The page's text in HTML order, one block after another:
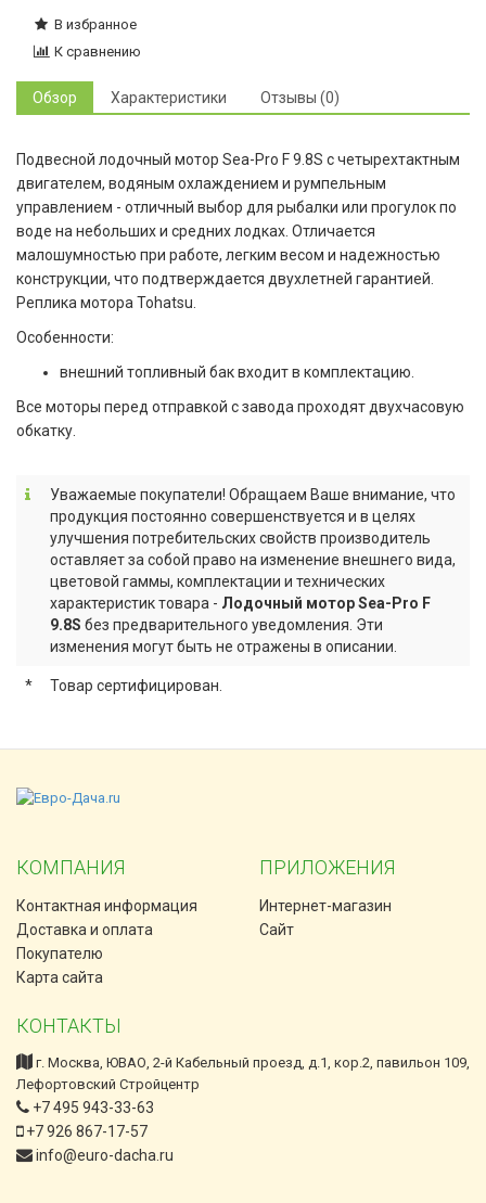
В избранное
К сравнению
Обзор Характеристики Отзывы (0)
Подвесной лодочный мотор Sea-Pro F 9.8S с четырехтактным
двигателем, водяным охлаждением и румпельным
управлением - отличный выбор для рыбалки или прогулок по
воде на небольших и средних лодках. Отличается
малошумностью при работе, легким весом и надежностью
конструкции, что подтверждается двухлетней гарантией.
Реплика мотора Tohatsu.
Особенности:
внешний топливный бак входит в комплектацию.
Все моторы перед отправкой с завода проходят двухчасовую
обкатку.
Уважаемые покупатели! Обращаем Ваше внимание, что
продукция постоянно совершенствуется и в целях
улучшения потребительских свойств производитель
оставляет за собой право на изменение внешнего вида,
цветовой гаммы, комплектации и технических
характеристик товара - Лодочный мотор Sea-Pro F
9.8S без предварительного уведомления. Эти
изменения могут быть не отражены в описании.
* Товар сертифицирован.
КОМПАНИЯ
Контактная информация
Доставка и оплата
Покупателю
Карта сайта
ПРИЛОЖЕНИЯ
Интернет-магазин
Сайт
КОНТАКТЫ
г. Москва, ЮВАО, 2-й Кабельный проезд, д.1, кор.2, павильон 109,
Лефортовский Стройцентр
+7 495 943-33-63
+7 926 867-17-57
info@euro-dacha.ru